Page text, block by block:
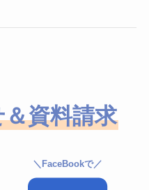
資料請求
＼FaceBookで／